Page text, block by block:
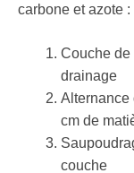
carbone et azote :
Couche de
drainage
Alternance
cm de
couche